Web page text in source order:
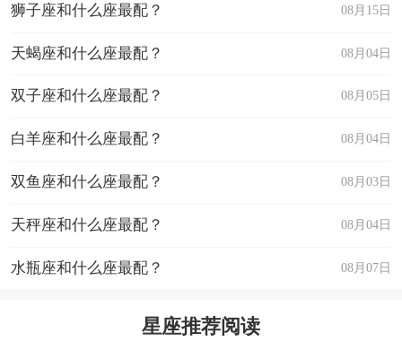
08月15日
狮子座和什么座最配？
08月04日
天蝎座和什么座最配？
08月05日
双子座和什么座最配？
08月04日
白羊座和什么座最配？
08月03日
双鱼座和什么座最配？
08月04日
天秤座和什么座最配？
08月07日
水瓶座和什么座最配？
星座推荐阅读